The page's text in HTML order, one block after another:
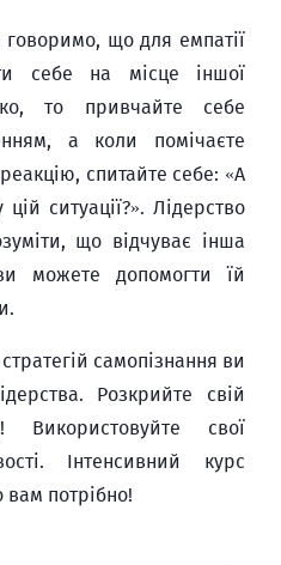
що для емпатії
себе на місце іншої
то привчайте себе
а коли помічаєте
спитайте себе: «А
ситуації?». Лідерство
що відчуває інша
можете допомогти їй
самопізнання ви
Розкрийте свій
Використовуйте свої
Інтенсивний курс
потрібно!